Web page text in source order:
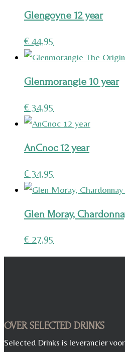
Glengoyne 12 year
€ 44,95
Glenmorangie 10 year
€ 34,95
AnCnoc 12 year
€ 34,95
Glen Moray,
€ 27,95
OVER SELECTED DRINKS
Selected Drinks is leverancier